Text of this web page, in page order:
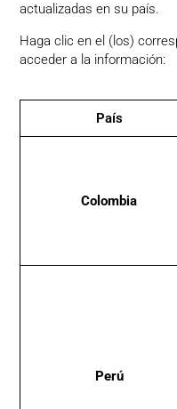
actualizadas en su país.
Haga clic en el (los)
acceder a la información:
País
Colombia
Perú